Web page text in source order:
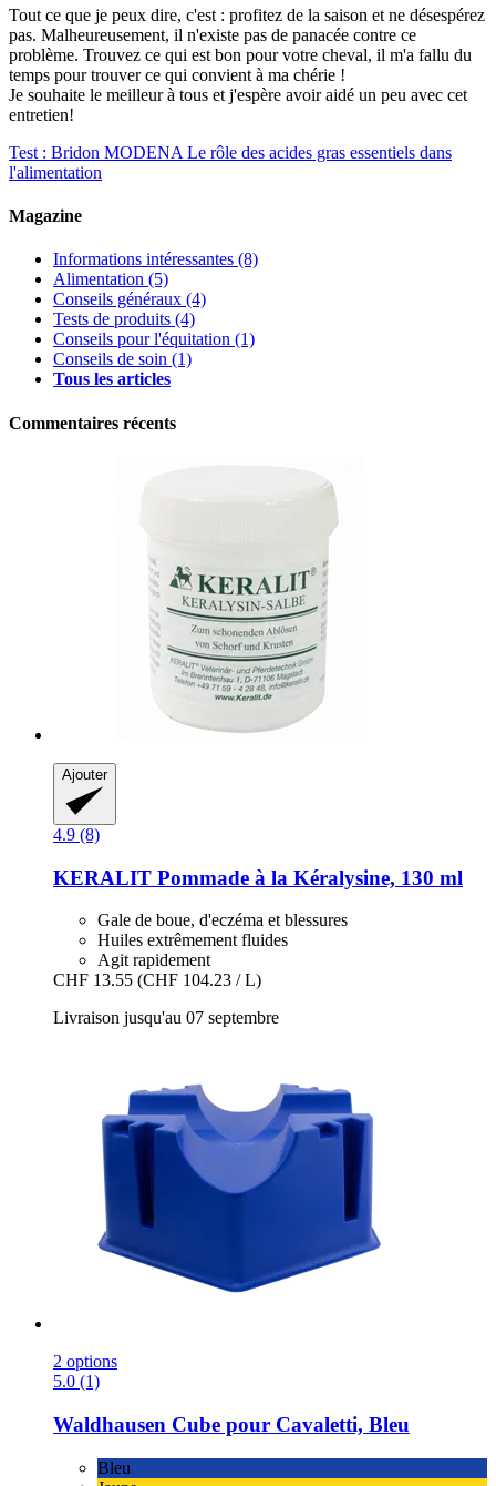
Tout ce que je peux dire, c'est : profitez de la saison et ne désespérez
pas. Malheureusement, il n'existe pas de panacée contre ce
problème. Trouvez ce qui est bon pour votre cheval, il m'a fallu du
temps pour trouver ce qui convient à ma chérie !
Je souhaite le meilleur à tous et j'espère avoir aidé un peu avec cet
entretien!
Test : Bridon MODENA Le rôle des acides gras essentiels dans
l'alimentation
Magazine
Informations intéressantes (8)
Alimentation (5)
Conseils généraux (4)
Tests de produits (4)
Conseils pour l'équitation (1)
Conseils de soin (1)
Tous les articles
Commentaires récents
Ajouter
4.9 (8)
KERALIT Pommade à la Kéralysine, 130 ml
Gale de boue, d'eczéma et blessures
Huiles extrêmement fluides
Agit rapidement
CHF 13.55 (CHF 104.23 / L)
Livraison jusqu'au 07 septembre
2 options
5.0 (1)
Waldhausen Cube pour Cavaletti, Bleu
Bleu